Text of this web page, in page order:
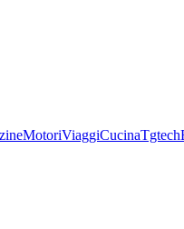
MotoriViaggiCucinaTgtech